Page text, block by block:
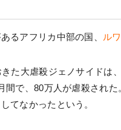
るアフリカ中部の国、 ル
た大虐殺ジェノサイドは
間で、80万人が虐殺され
てなかったという。